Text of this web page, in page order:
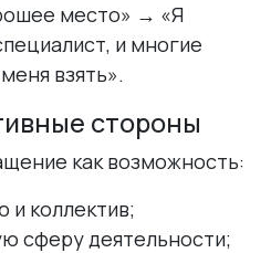
место» → «Я
и многие
взять».
стороны
как возможность:
и коллектив;
сферу деятельности;